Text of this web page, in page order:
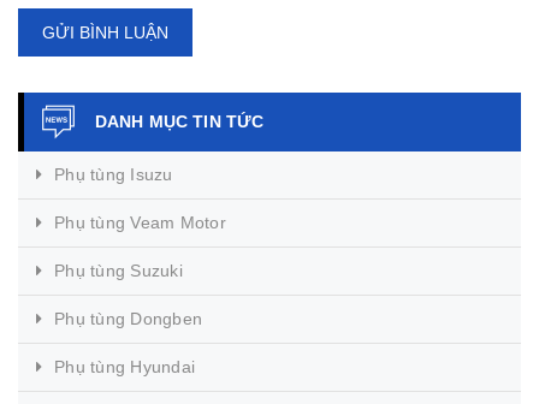
GỬI BÌNH LUẬN
DANH MỤC TIN TỨC
Phụ tùng Isuzu
Phụ tùng Veam Motor
Phụ tùng Suzuki
Phụ tùng Dongben
Phụ tùng Hyundai